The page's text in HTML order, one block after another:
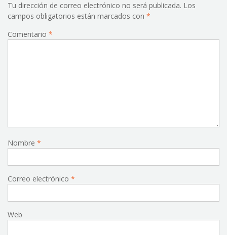
Tu dirección de correo electrónico no será publicada. Los
campos obligatorios están marcados con *
Comentario *
Nombre *
Correo electrónico *
Web